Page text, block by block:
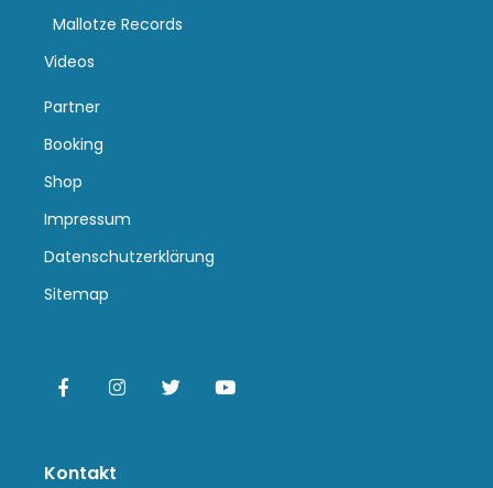
Mallotze Records
Videos
Partner
Booking
Shop
Impressum
Datenschutzerklärung
Sitemap
Kontakt